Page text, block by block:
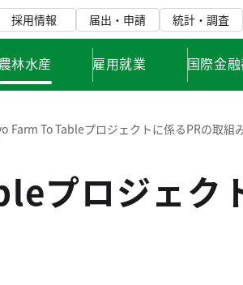
採用情報 届出・申請 統計・調査
農林水産 雇用就業 国際金
Farm To Tableプロジェクトに係るPRの取組
プロジェク